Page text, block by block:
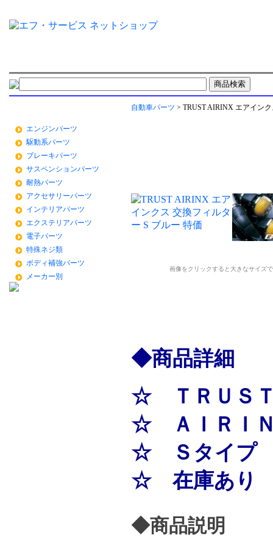
エンジンパーツ
駆動系パーツ
ブレーキパーツ
サスペンションパーツ
耐熱パーツ
アクセサリーパーツ
インテリアパーツ
エクステリアパーツ
電子パーツ
特殊ネジ類
ボディ補強パーツ
メーカー別
自動車パーツ > TRUST AIRINX エアイン
画像をクリックすると大きなサイズ
◆商品詳細
☆ ＴＲＵＳＴ
☆ ＡＩＲＩＮ
☆ Ｓタイプ
☆ 在庫あり
◆商品説明